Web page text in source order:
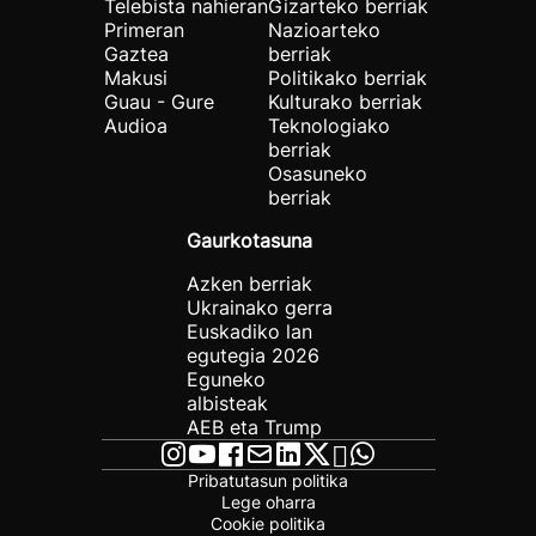
Telebista nahieran
Primeran
Gaztea
Makusi
Guau - Gure
Audioa
Gizarteko berriak
Nazioarteko
berriak
Politikako berriak
Kulturako berriak
Teknologiako
berriak
Osasuneko
berriak
Gaurkotasuna
Azken berriak
Ukrainako gerra
Euskadiko lan
egutegia 2026
Eguneko
albisteak
AEB eta Trump
Pribatutasun politika
Lege oharra
Cookie politika